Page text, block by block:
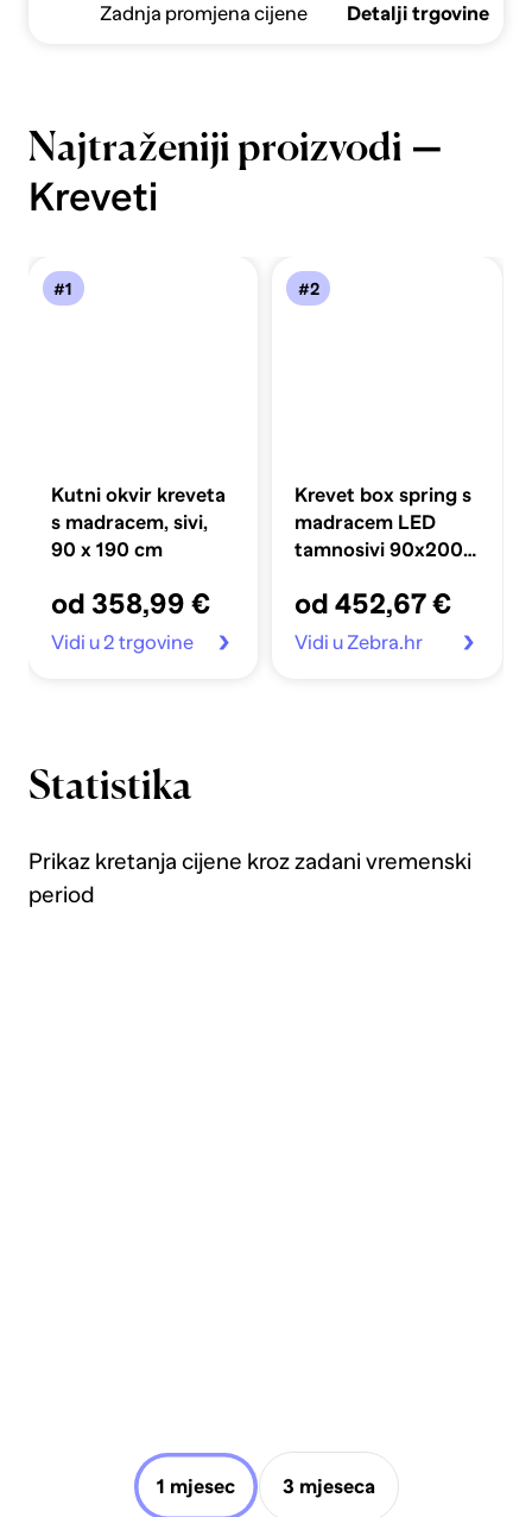
Zadnja promjena cijene Detalji trgovine
Najtraženiji proizvodi —
Kreveti
#1
Kutni okvir kreveta
s madracem, sivi,
90 x 190 cm
od 358,99 €
Vidi u 2 trgovine
#2
Krevet box spring s
madracem LED
tamnosivi 90x200
od 452,67 €
Vidi u Zebra.hr
Statistika
Prikaz kretanja cijene kroz zadani vremenski
period
1 mjesec 3 mjeseca